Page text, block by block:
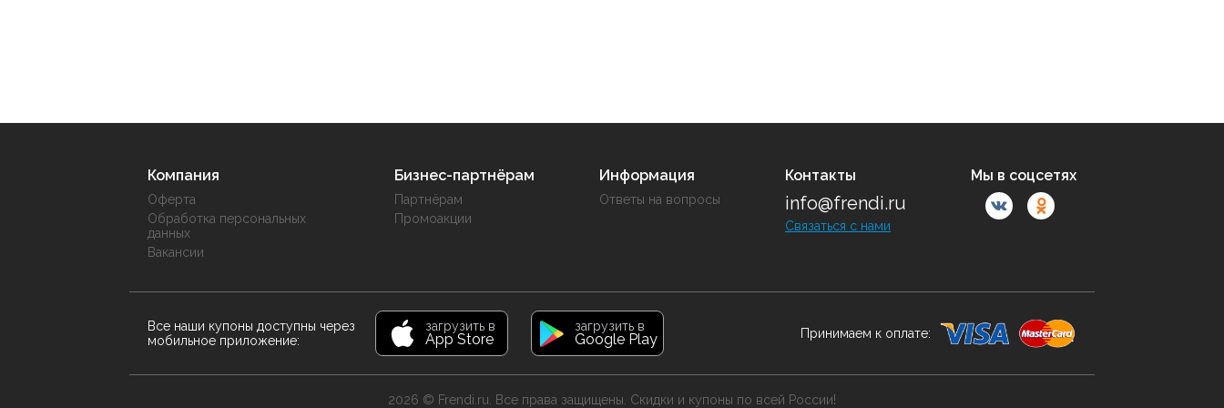
Компания
Оферта
Обработка персональных
данных
Вакансии
Бизнес-партнёрам
Партнёрам
Промоакции
Информация
Ответы на вопросы
Контакты
info@frendi.ru
Связаться с нами
Мы в соцсетях
Все наши купоны доступны через
мобильное приложение:
загрузить в
App Store
загрузить в
Google Play Принимаем к оплате:
2026 © Frendi.ru. Все права защищены. Скидки и купоны по всей России!